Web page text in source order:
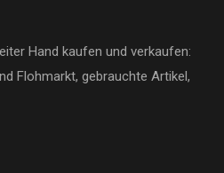
Hand kaufen und verkaufen:
Flohmarkt, gebrauchte Artikel,